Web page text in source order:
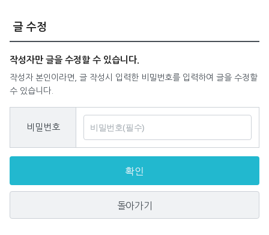
글 수정
작성자만 글을 수정할 수 있습니다.
작성자 본인이라면, 글 작성시 입력한 비밀번호를 입력하여 글을 수정할
수 있습니다.
비밀번호
확인
돌아가기